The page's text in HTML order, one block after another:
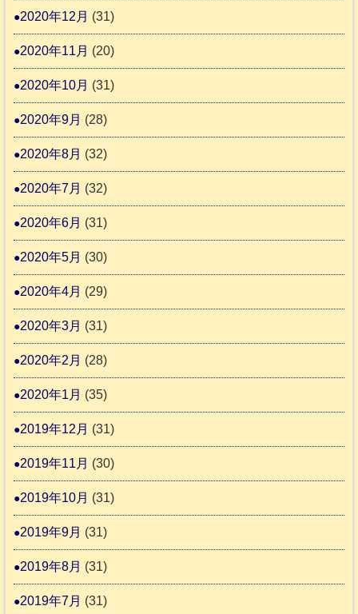
2020年12月 (31)
2020年11月 (20)
2020年10月 (31)
2020年9月 (28)
2020年8月 (32)
2020年7月 (32)
2020年6月 (31)
2020年5月 (30)
2020年4月 (29)
2020年3月 (31)
2020年2月 (28)
2020年1月 (35)
2019年12月 (31)
2019年11月 (30)
2019年10月 (31)
2019年9月 (31)
2019年8月 (31)
2019年7月 (31)